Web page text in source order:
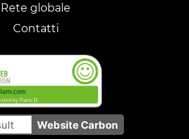
Rete globale
Contatti
Website Carbon